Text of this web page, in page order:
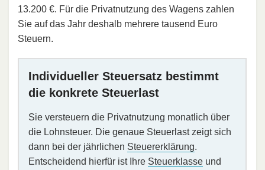
13.200 €. Für die Privatnutzung des Wagens zahlen
Sie auf das Jahr deshalb mehrere tausend Euro
Steuern.
Individueller Steuersatz bestimmt
die konkrete Steuerlast
Sie versteuern die Privatnutzung monatlich über
die Lohnsteuer. Die genaue Steuerlast zeigt sich
dann bei der jährlichen Steuererklärung.
Entscheidend hierfür ist Ihre Steuerklasse und